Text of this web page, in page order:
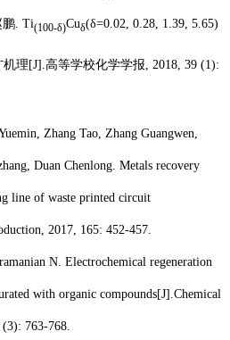
鹏. Ti(100-δ)Cuδ(δ=0.02, 0.28, 1.39, 5.65)
-机理 [J]. 高等学校化学学报 , 2018, 39 (1):
Zhang Tao, Zhang Guangwen,
, Duan Chenlong. Metals recovery
line of waste printed circuit
, 2017, 165: 452-457.
N. Electrochemical regeneration
with organic compounds[J]. Chemical
(3): 763-768.